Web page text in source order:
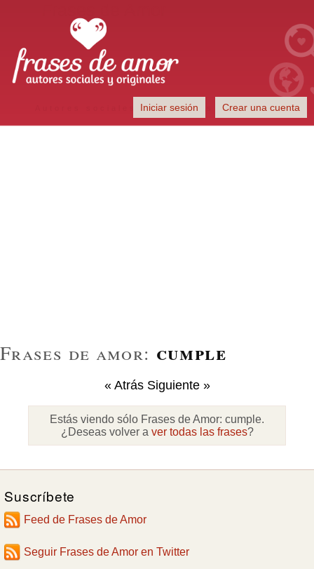
Autores sociales y originales
Iniciar sesión Crear una cuenta
Frases de amor: cumple
« Atrás Siguiente »
Estás viendo sólo Frases de Amor: cumple.
¿Deseas volver a ver todas las frases?
Suscríbete
Feed de Frases de Amor
Seguir Frases de Amor en Twitter